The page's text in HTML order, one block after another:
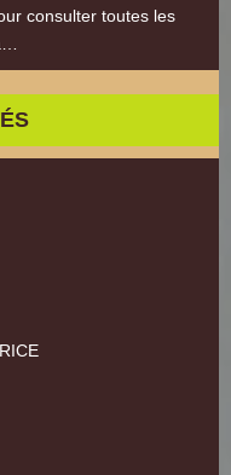
consulter toutes les